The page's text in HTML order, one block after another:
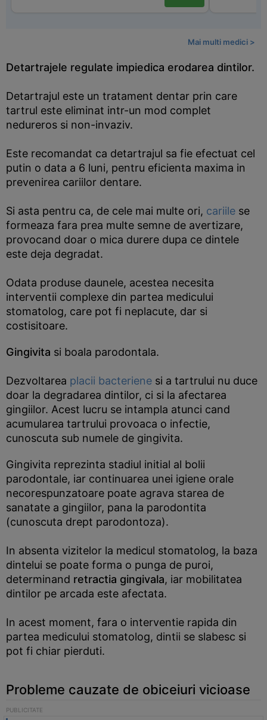
Mai multi medici >
Detartrajele regulate impiedica erodarea dintilor.
Detartrajul este un tratament dentar prin care
tartrul este eliminat intr-un mod complet
nedureros si non-invaziv.
Este recomandat ca detartrajul sa fie efectuat cel
putin o data a 6 luni, pentru eficienta maxima in
prevenirea cariilor dentare.
Si asta pentru ca, de cele mai multe ori, cariile se
formeaza fara prea multe semne de avertizare,
provocand doar o mica durere dupa ce dintele
este deja degradat.
Odata produse daunele, acestea necesita
interventii complexe din partea medicului
stomatolog, care pot fi neplacute, dar si
costisitoare.
Gingivita si boala parodontala.
Dezvoltarea placii bacteriene si a tartrului nu duce
doar la degradarea dintilor, ci si la afectarea
gingiilor. Acest lucru se intampla atunci cand
acumularea tartrului provoaca o infectie,
cunoscuta sub numele de gingivita.
Gingivita reprezinta stadiul initial al bolii
parodontale, iar continuarea unei igiene orale
necorespunzatoare poate agrava starea de
sanatate a gingiilor, pana la parodontita
(cunoscuta drept parodontoza).
In absenta vizitelor la medicul stomatolog, la baza
dintelui se poate forma o punga de puroi,
determinand retractia gingivala, iar mobilitatea
dintilor pe arcada este afectata.
In acest moment, fara o interventie rapida din
partea medicului stomatolog, dintii se slabesc si
pot fi chiar pierduti.
Probleme cauzate de obiceiuri vicioase